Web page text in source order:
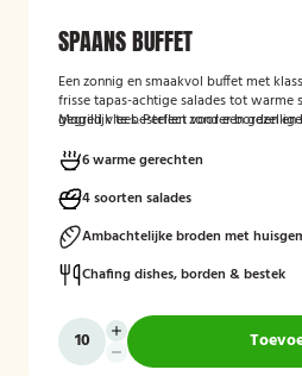
SPAANS BUFFET
Een zonnig en smaakvol buffet met
frisse tapas-achtige salades tot warme
gegrild vlees. Perfect voor een
Mogelijk te bestellen zonder borden en
6 warme gerechten
4 soorten salades
Ambachtelijke broden met
Chafing dishes, borden & bestek